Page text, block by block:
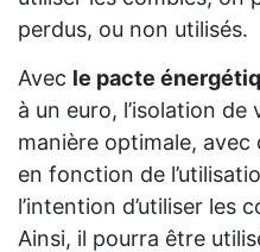
perdus, ou non utilisés.
Avec le pacte
à un euro, l’isolation
manière optimale,
en fonction de
l’intention d’utiliser les
Ainsi, il pourra être